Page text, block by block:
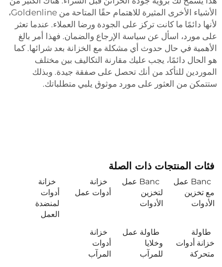
الأشياء الأخرى المثيرة للاهتمام حقًا المتاحة من Goldenline،
لأنها دائمًا ما كانت تركز على الجودة ورضا العملاء. عندما تعثر
على مورد، اسأل عن سياسة الإرجاع والضمان. فهذا أمر بالغ
الأهمية في حال حدوث أي مشكلة مع الخزانة بعد شرائها. كما
هو الحال دائمًا، يجب عليك مقارنة التكاليف بين مختلف
الموردين للتأكد من أنك تحصل على صفقة جيدة. وبذلك
ستتمكن من العثور على مورد موثوق يلبي متطلباتك.
فئات المنتجات ذات الصلة
Banc عمل
مع تخزين
الأدوات
Banc عمل
لتخزين
الأدوات
خزانة
أدوات عمل
خزانة
أدوات
لمنضدة
العمل
طاولة
خزانة أدوات
متحركة
طاولة عمل
وخلايا
للمرآب
خزانة
أدوات
المرآب